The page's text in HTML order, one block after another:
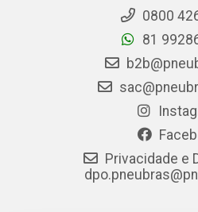
0800
81
Privacidade e